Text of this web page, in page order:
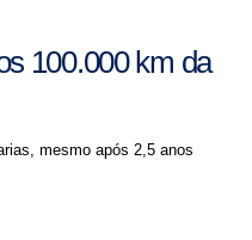
100.000 km da
mesmo após 2,5 anos